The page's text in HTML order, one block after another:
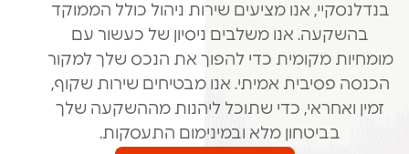
בנדלנסקיי, אנו מציעים שירות ניהול כולל הממוקד
בהשקעה. אנו משלבים ניסיון של כעשור עם
מומחיות מקומית כדי להפוך את הנכס שלך למקור
הכנסה פסיבית אמיתי. אנו מבטיחים שירות שקוף,
זמין ואחראי, כדי שתוכל ליהנות מההשקעה שלך
בביטחון מלא ובמינימום התעסקות.